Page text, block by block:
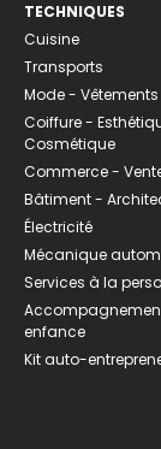
TECHNIQUES
Cuisine
Transports
Mode - Vêtements
Coiffure -
Cosmétique
Commerce -
Bâtiment -
Électricité
Mécanique
Services à la
enfance
Kit auto-